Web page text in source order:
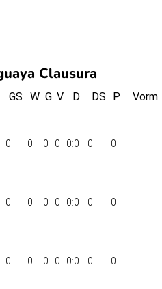
Clausura
GS W G V D DS P Vorm
0 0 0 0 0:0 0 0
0 0 0 0 0:0 0 0
0 0 0 0 0:0 0 0